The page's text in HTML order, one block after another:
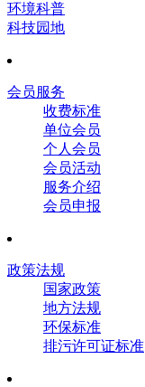
环境科普
科技园地
会员服务
收费标准
单位会员
个人会员
会员活动
服务介绍
会员申报
政策法规
国家政策
地方法规
环保标准
排污许可证标准